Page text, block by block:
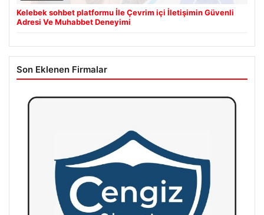
Kelebek sohbet platformu İle Çevrim içi İletişimin Güvenli
Adresi Ve Muhabbet Deneyimi
Son Eklenen Firmalar